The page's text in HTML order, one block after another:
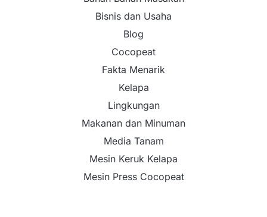
Bisnis dan Usaha
Blog
Cocopeat
Fakta Menarik
Kelapa
Lingkungan
Makanan dan Minuman
Media Tanam
Mesin Keruk Kelapa
Mesin Press Cocopeat